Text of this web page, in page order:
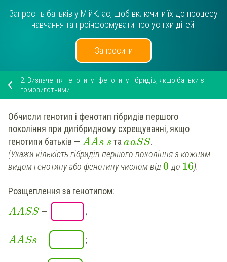
Запросіть батьків у МійКлас, щоб включити їх до процесу
навчання та проінформувати про успіхи дітей.
Запросити
2. Визначення генотипу і фенотипу гібридів, якщо батьки є
гомозиготними
Обчисли генотип і фенотип гібридів першого
покоління при дигібридному схрещуванні, якщо
генотипи батьків — AAs s таaaSS.
(Укажи кількість гібридів першого поколінняз кожним
видом генотипу або фенотипу числом від 0 до 16).
Розщеплення за генотипом:
AASS— ;
AASs — ;